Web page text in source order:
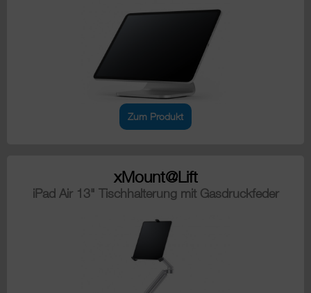
Zum Produkt
xMount@Lift
iPad Air 13" Tischhalterung mit Gasdruckfeder